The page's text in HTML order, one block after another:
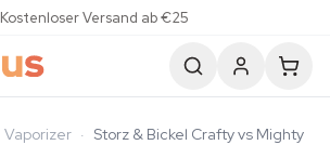
Kostenloser Versand ab €25
Vaporizer · Storz & Bickel Crafty vs Mighty